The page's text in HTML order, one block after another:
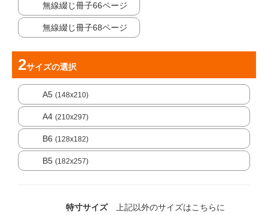
無線綴じ冊子66ページ
無線綴じ冊子68ページ
サイズの選択
A5 (148x210)
A4 (210x297)
B6 (128x182)
B5 (182x257)
特寸サイズ上記以外のサイズはこちらに